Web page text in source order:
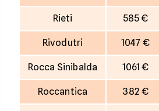
Rieti 585 €
Rivodutri 1047 €
Rocca Sinibalda 1061 €
Roccantica 382 €